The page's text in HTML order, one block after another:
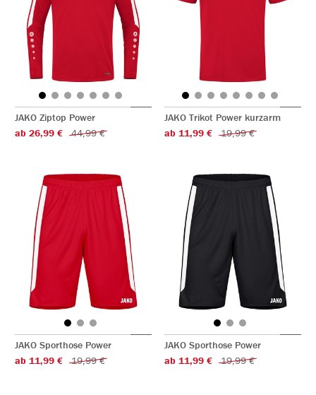
JAKO Ziptop Power
ab 26,99 €
44,99 €
JAKO Trikot Power kurzarm
ab 11,99 €
19,99 €
JAKO Sporthose Power
ab 11,99 €
19,99 €
JAKO Sporthose Power
ab 11,99 €
19,99 €